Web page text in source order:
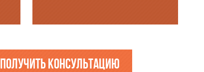
Получить консультацию